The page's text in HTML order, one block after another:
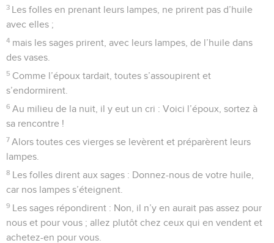
3 Les folles en prenant leurs lampes, ne prirent pas d’huile
avec elles ;
4 mais les sages prirent, avec leurs lampes, de l’huile dans
des vases.
5 Comme l’époux tardait, toutes s’assoupirent et
s’endormirent.
6 Au milieu de la nuit, il y eut un cri : Voici l’époux, sortez à
sa rencontre !
7 Alors toutes ces vierges se levèrent et préparèrent leurs
lampes.
8 Les folles dirent aux sages : Donnez-nous de votre huile,
car nos lampes s’éteignent.
9 Les sages répondirent : Non, il n’y en aurait pas assez pour
nous et pour vous ; allez plutôt chez ceux qui en vendent et
achetez-en pour vous.